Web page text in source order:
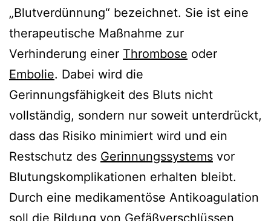
„Blutverdünnung“ bezeichnet. Sie ist eine
therapeutische Maßnahme zur
Verhinderung einer Thrombose oder
Embolie. Dabei wird die
Gerinnungsfähigkeit des Bluts nicht
vollständig, sondern nur soweit unterdrückt,
dass das Risiko minimiert wird und ein
Restschutz des Gerinnungssystems vor
Blutungskomplikationen erhalten bleibt.
Durch eine medikamentöse Antikoagulation
soll die Bildung von Gefäßverschlüssen